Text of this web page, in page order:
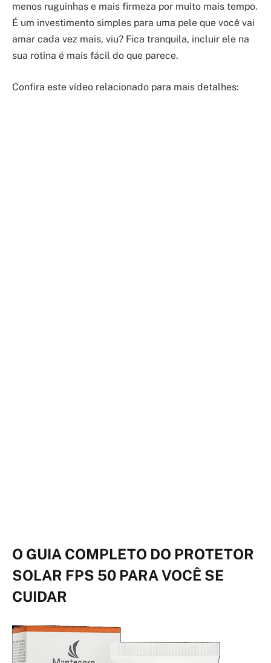
menos ruguinhas e mais firmeza por muito mais tempo.
É um investimento simples para uma pele que você vai
amar cada vez mais, viu? Fica tranquila, incluir ele na
sua rotina é mais fácil do que parece.
Confira este vídeo relacionado para mais detalhes:
O GUIA COMPLETO DO PROTETOR
SOLAR FPS 50 PARA VOCÊ SE
CUIDAR